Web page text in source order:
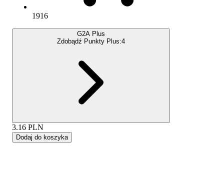
1916
G2A Plus
Zdobądź Punkty Plus:4
3.16 PLN
Dodaj do koszyka